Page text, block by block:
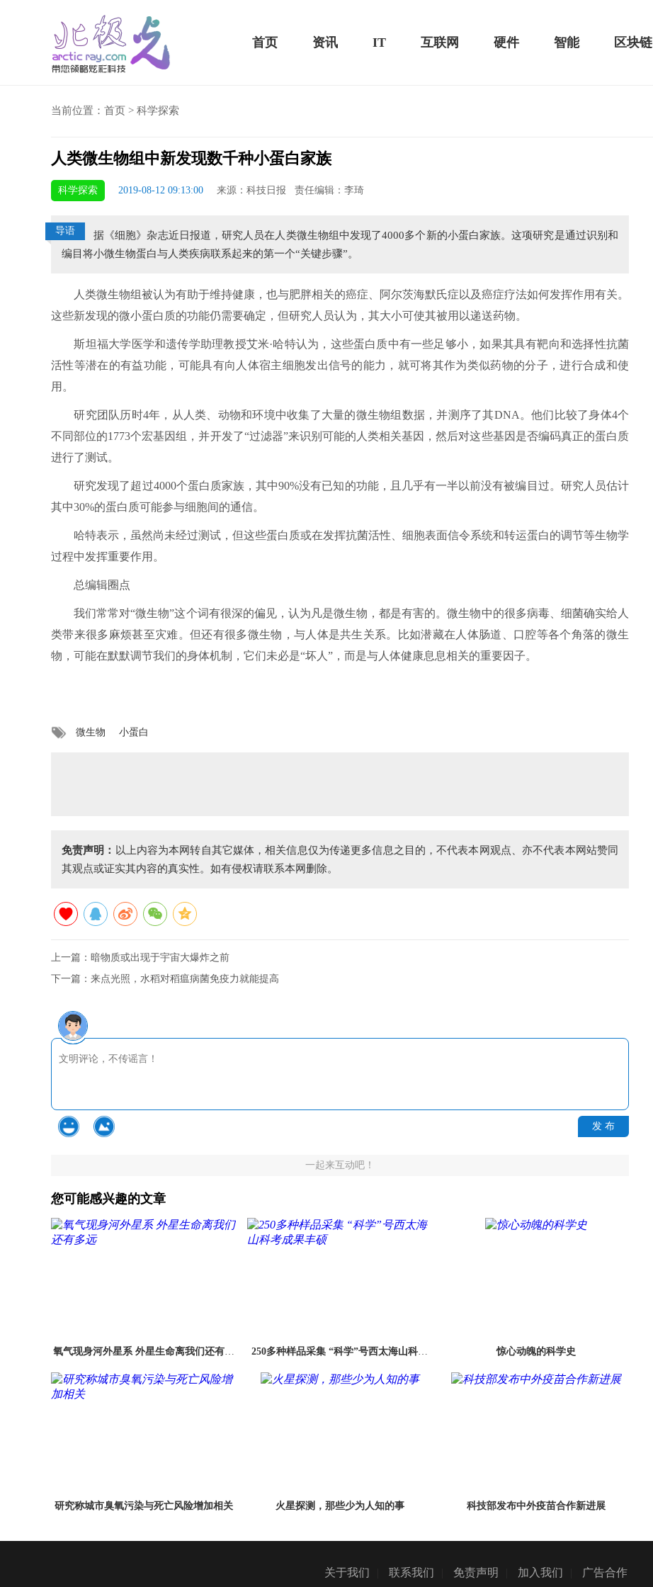
首页 资讯 IT 互联网 硬件 智能 区块链
当前位置： 首页 > 科学探索
人类微生物组中新发现数千种小蛋白家族
科学探索 2019-08-12 09:13:00 来源：科技日报 责任编辑：李琦
导语
据《细胞》杂志近日报道，研究人员在人类微生物组中发现了4000多个新的小蛋白家族。这项研究是通过识别和
编目将小微生物蛋白与人类疾病联系起来的第一个“关键步骤”。
人类微生物组被认为有助于维持健康，也与肥胖相关的癌症、阿尔茨海默氏症以及癌症疗法如何发挥作用有关。
这些新发现的微小蛋白质的功能仍需要确定，但研究人员认为，其大小可使其被用以递送药物。
斯坦福大学医学和遗传学助理教授艾米·哈特认为，这些蛋白质中有一些足够小，如果其具有靶向和选择性抗菌
活性等潜在的有益功能，可能具有向人体宿主细胞发出信号的能力，就可将其作为类似药物的分子，进行合成和使
用。
研究团队历时4年，从人类、动物和环境中收集了大量的微生物组数据，并测序了其DNA。他们比较了身体4个
不同部位的1773个宏基因组，并开发了“过滤器”来识别可能的人类相关基因，然后对这些基因是否编码真正的蛋白质
进行了测试。
研究发现了超过4000个蛋白质家族，其中90%没有已知的功能，且几乎有一半以前没有被编目过。研究人员估计
其中30%的蛋白质可能参与细胞间的通信。
哈特表示，虽然尚未经过测试，但这些蛋白质或在发挥抗菌活性、细胞表面信令系统和转运蛋白的调节等生物学
过程中发挥重要作用。
总编辑圈点
我们常常对“微生物”这个词有很深的偏见，认为凡是微生物，都是有害的。微生物中的很多病毒、细菌确实给人
类带来很多麻烦甚至灾难。但还有很多微生物，与人体是共生关系。比如潜藏在人体肠道、口腔等各个角落的微生
物，可能在默默调节我们的身体机制，它们未必是“坏人”，而是与人体健康息息相关的重要因子。
微生物 小蛋白
免责声明： 以上内容为本网转自其它媒体，相关信息仅为传递更多信息之目的，不代表本网观点、亦不代表本网站赞同
其观点或证实其内容的真实性。如有侵权请联系本网删除。
上一篇： 暗物质或出现于宇宙大爆炸之前
下一篇： 来点光照，水稻对稻瘟病菌免疫力就能提高
发 布
一起来互动吧！
您可能感兴趣的文章
氧气现身河外星系 外星生命离我们还有多
250多种样品采集 “科学”号西太海山科考
惊心动魄的科学史
研究称城市臭氧污染与死亡风险增加相关 火星探测，那些少为人知的事 科技部发布中外疫苗合作新进展
关于我们 联系我们 免责声明 加入我们 广告合作